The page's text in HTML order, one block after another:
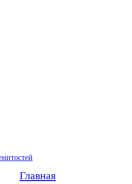
Главная